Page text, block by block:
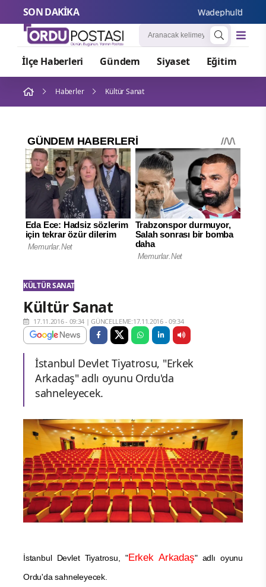
SON DAKİKA Wadephul’dan
İlçe Haberleri Gündem Siyaset Eğitim
Haberler Kültür Sanat
KÜLTÜR SANAT
Kültür Sanat
17.11.2016 - 09:34 |GÜNCELLEME:17.11.2016 - 09:34
İstanbul Devlet Tiyatrosu, "Erkek
Arkadaş" adlı oyunu Ordu'da
sahneleyecek.
İstanbul Devlet Tiyatrosu, "Erkek Arkadaş" adlı oyunu
Ordu'da sahneleyecek.